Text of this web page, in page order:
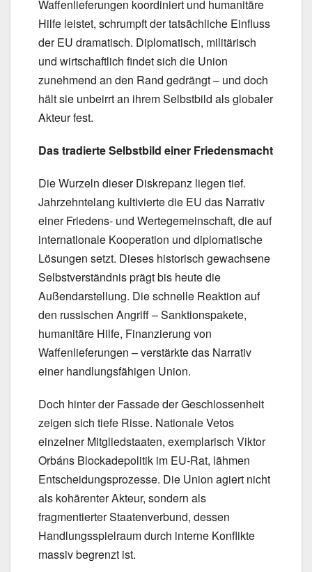
Waffenlieferungen koordiniert und humanitäre
Hilfe leistet, schrumpft der tatsächliche Einfluss
der EU dramatisch. Diplomatisch, militärisch
und wirtschaftlich findet sich die Union
zunehmend an den Rand gedrängt – und doch
hält sie unbeirrt an ihrem Selbstbild als globaler
Akteur fest.
Das tradierte Selbstbild einer Friedensmacht
Die Wurzeln dieser Diskrepanz liegen tief.
Jahrzehntelang kultivierte die EU das Narrativ
einer Friedens- und Wertegemeinschaft, die auf
internationale Kooperation und diplomatische
Lösungen setzt. Dieses historisch gewachsene
Selbstverständnis prägt bis heute die
Außendarstellung. Die schnelle Reaktion auf
den russischen Angriff – Sanktionspakete,
humanitäre Hilfe, Finanzierung von
Waffenlieferungen – verstärkte das Narrativ
einer handlungsfähigen Union.
Doch hinter der Fassade der Geschlossenheit
zeigen sich tiefe Risse. Nationale Vetos
einzelner Mitgliedstaaten, exemplarisch Viktor
Orbáns Blockadepolitik im EU-Rat, lähmen
Entscheidungsprozesse. Die Union agiert nicht
als kohärenter Akteur, sondern als
fragmentierter Staatenverbund, dessen
Handlungsspielraum durch interne Konflikte
massiv begrenzt ist.